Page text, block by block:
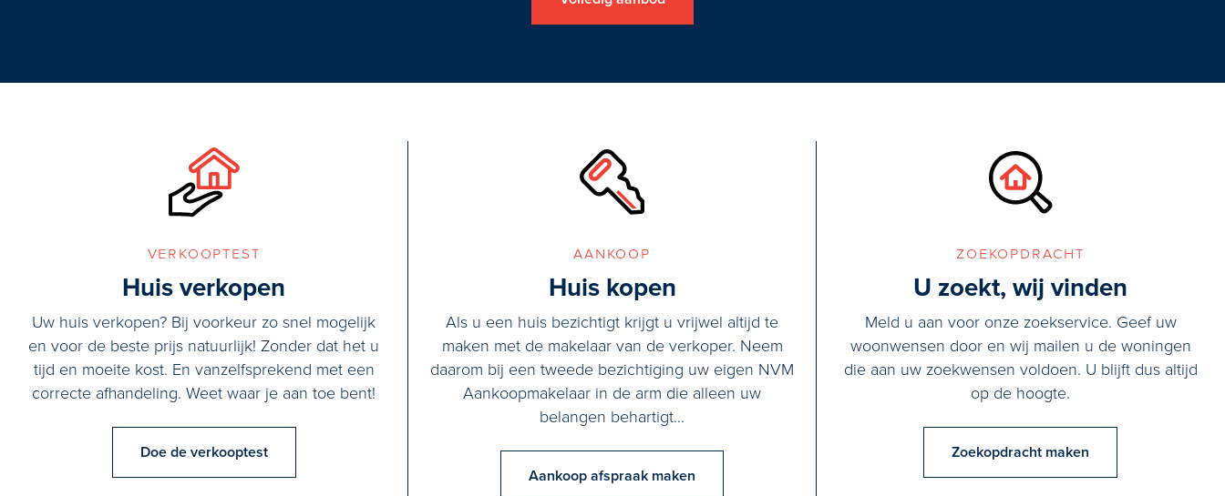
verkooptest
Huis verkopen
Uw huis verkopen? Bij voorkeur zo snel mogelijk
en voor de beste prijs natuurlijk! Zonder dat het u
tijd en moeite kost. En vanzelfsprekend met een
correcte afhandeling. Weet waar je aan toe bent!
Doe de verkooptest
aankoop
Huis kopen
Als u een huis bezichtigt krijgt u vrijwel altijd te
maken met de makelaar van de verkoper. Neem
daarom bij een tweede bezichtiging uw eigen NVM
Aankoopmakelaar in de arm die alleen uw
belangen behartigt...
Aankoop afspraak maken
zoekopdracht
U zoekt, wij vinden
Meld u aan voor onze zoekservice. Geef uw
woonwensen door en wij mailen u de woningen
die aan uw zoekwensen voldoen. U blijft dus altijd
op de hoogte.
Zoekopdracht maken